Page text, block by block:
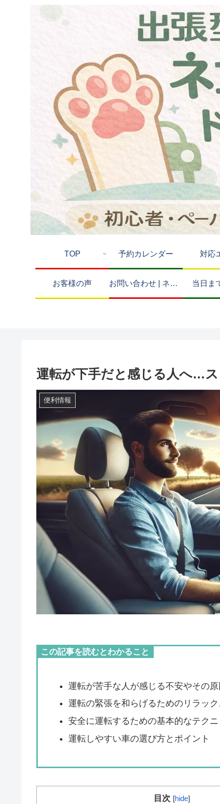
TOP 予約カレンダー 対応
お客様の声 お問い合わせ | ネコの手ドライビングスクール 当日ま
運転が下手だと感じる人へ…
便利情報
この記事を読むとわかること
運転が苦手な人が感じる不安やその
運転の緊張を和らげるためのリラッ
安全に運転するための基本的なテク
運転しやすい車の選び方とポイント
目次 [hide]